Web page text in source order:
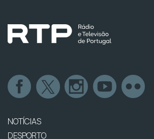
NOTÍCIAS
DESPORTO